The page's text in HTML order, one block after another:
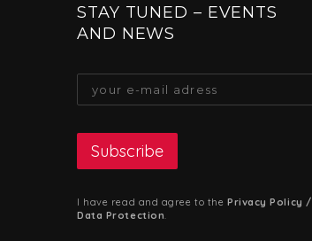
STAY TUNED – EVENTS
AND NEWS
I have read and agree to the Privacy Policy /
Data Protection.